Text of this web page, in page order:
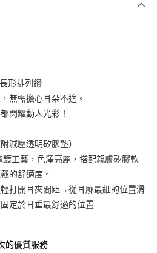
彰化商業銀行
台北富邦商業銀行
兆豐國際商業銀行
華泰商業銀行
遠東國際商業銀行
永豐商業銀行
星展（台灣）商業銀行
中國信託商業銀行
彰化商業銀行
台北富邦商業銀行
台中商業銀行
華泰商業銀行
遠東國際商業銀行
永豐商業銀行
星展（台灣）商業銀行
中國信託商業銀行
後才付款」的支付方式。 讓您購物簡單
形排列鑽
無需擔心耳朵不適。
閃耀動人光彩！
減壓透明矽膠墊）
工藝，色澤亮麗，搭配親膚矽膠軟
的舒適度。
輕打開耳夾間距→從耳廓最細的位置滑
定於耳垂最舒適的位置
的優質服務